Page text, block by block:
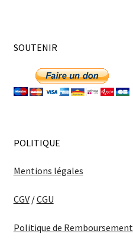
SOUTENIR
POLITIQUE
Mentions légales
CGV/CGU
Politique de Remboursement